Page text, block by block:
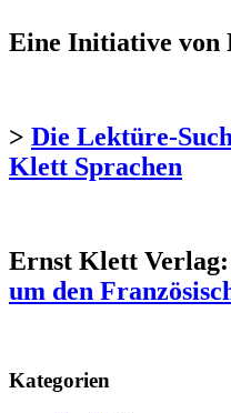
Eine Initiative von
> Die Lektüre-
Klett Sprachen
Ernst Klett Verlag:
um den
Kategorien